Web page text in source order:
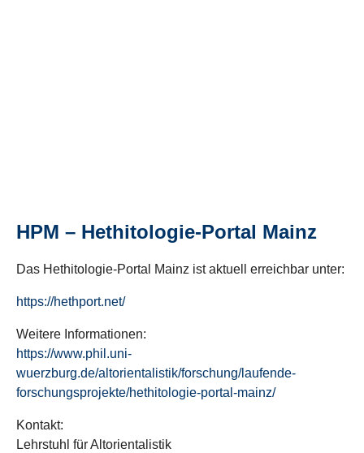
HPM – Hethitologie-Portal Mainz
Das Hethitologie-Portal Mainz ist aktuell erreichbar unter:
https://hethport.net/
Weitere Informationen:
https://www.phil.uni-
wuerzburg.de/altorientalistik/forschung/laufende-
forschungsprojekte/hethitologie-portal-mainz/
Kontakt:
Lehrstuhl für Altorientalistik